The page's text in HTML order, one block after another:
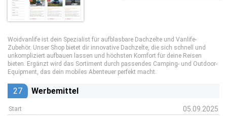
Woidvanlife ist dein Spezialist für aufblasbare Dachzelte und Vanlife-
Zubehör. Unser Shop bietet dir innovative Dachzelte, die sich schnell und
unkompliziert aufbauen lassen und höchsten Komfort für deine Reisen
bieten. Ergänzt wird das Sortiment durch passendes Camping- und Outdoor-
Equipment, das dein mobiles Abenteuer perfekt macht.
27 Werbemittel
Start 05.09.2025